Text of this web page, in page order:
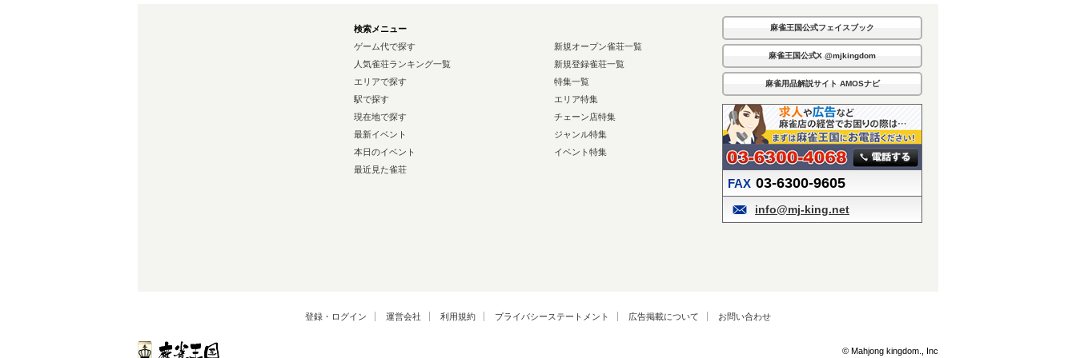
検索メニュー
ゲーム代で探す
人気雀荘ランキング一覧
エリアで探す
駅で探す
現在地で探す
最新イベント
本日のイベント
最近見た雀荘
新規オープン雀荘一覧
新規登録雀荘一覧
特集一覧
エリア特集
チェーン店特集
ジャンル特集
イベント特集
麻雀王国公式フェイスブック
麻雀王国公式X @mjkingdom
麻雀用品解説サイト AMOSナビ
FAX 03-6300-9605
info@mj-king.net
登録・ログイン 運営会社 利用規約 プライバシーステートメント 広告掲載について お問い合わせ
© Mahjong kingdom., Inc